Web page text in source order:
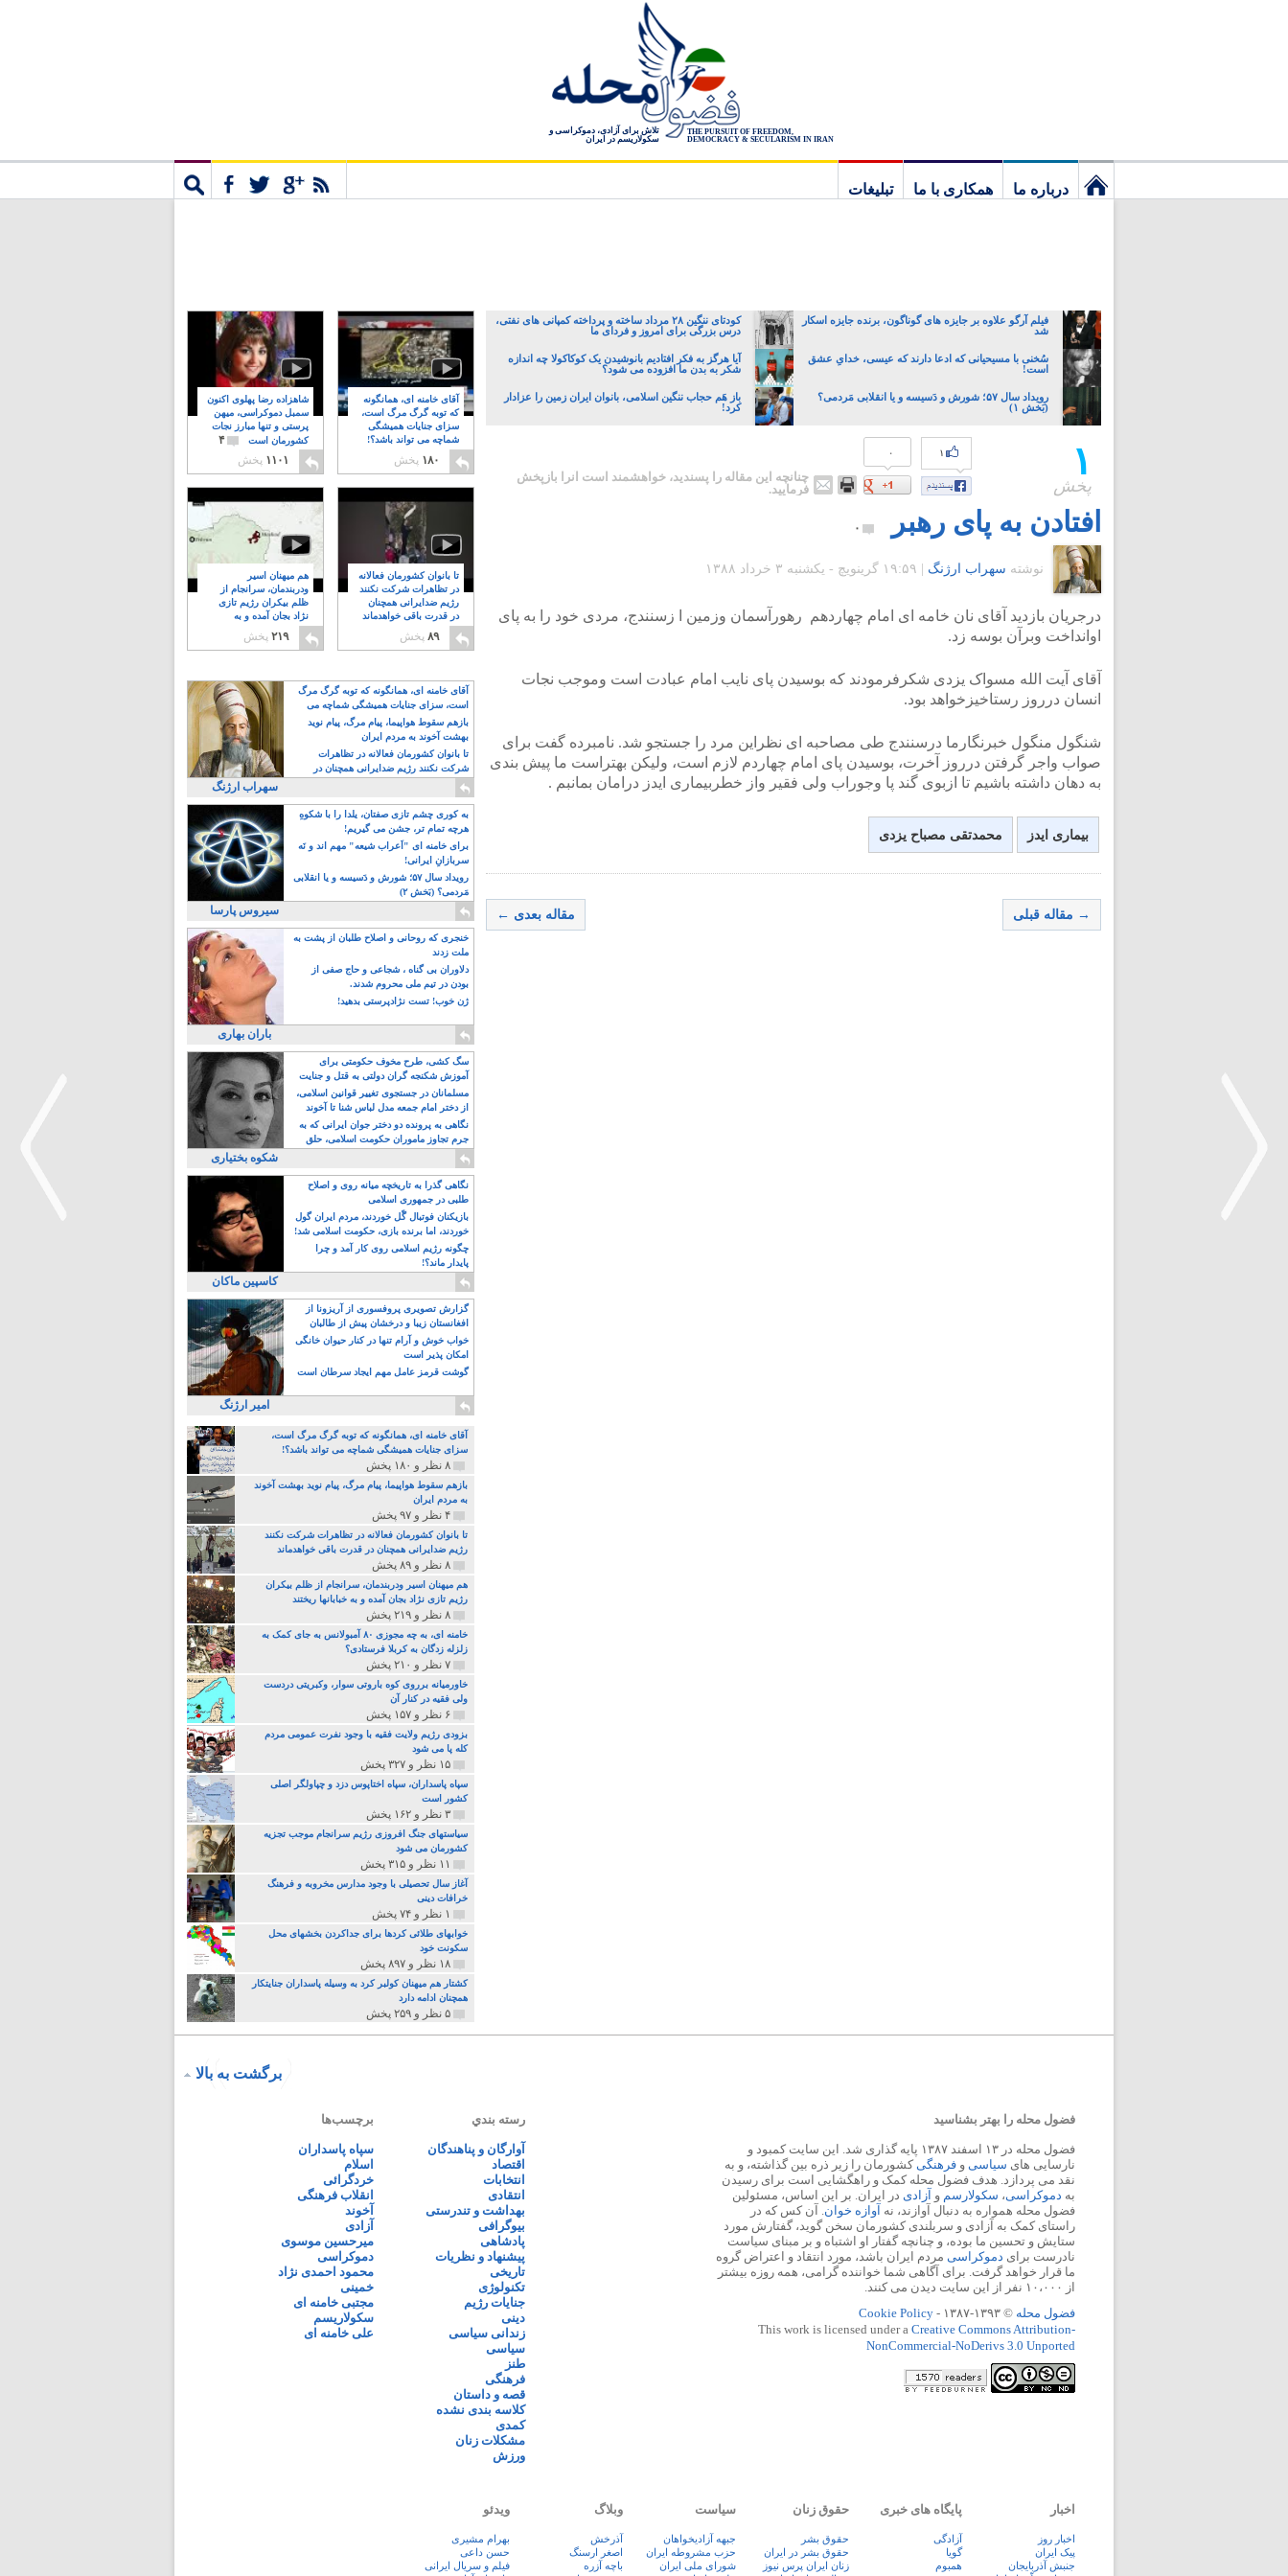
THE PURSUIT OF FREEDOM,
DEMOCRACY & SECULARISM IN IRAN
تلاش برای آزادی، دموکراسی و
سکولاریسم در ایران
درباره ما همکاری با ما
تبلیغات
فیلم آرگو علاوه بر جایزه های گوناگون، برنده جایزه اسکار
شد
کودتای ننگین ۲۸ مرداد ساخته و پرداخته کمپانی های نفتی،
درس بزرگی برای امروز و فردای ما
سُخنی با مسیحیانی که ادعا دارند که عیسی، خدایِ عشق
است!
آیا هرگز به فکر افتادیم بانوشیدن یک کوکاکولا چه اندازه
شکر به بدن ما افزوده می شود؟
رویداد سال ۵۷؛ شورش و دَسیسه و یا انقلابی مَردمی؟
(بَخش ۱)
باز هَم حجاب ننگین اسلامی، بانوان ایران زمین را عزادار
کرد!
۱
پخش
۰ ۱
چنانچه این مقاله را پسندید، خواهشمند است آنرا بازپخش
فرمایید.
افتادن به پای رهبر ۰
نوشته سهراب ارژنگ ۱۹:۵۹ گرينويچ - یکشنبه ۳ خرداد ۱۳۸۸
درجریان بازدید آقای نان خامه ای امام چهاردهم رهورآسمان وزمین ا زسنندج، مردی خود را به پای
اوانداخت وبرآن بوسه زد.
آقای آیت الله مسواک یزدی شکرفرمودند که بوسیدن پای نایب امام عبادت است وموجب نجات
انسان درروز رستاخیزخواهد بود.
شنگول منگول خبرنگارما درسنندج طی مصاحبه ای نظراین مرد را جستجو شد. نامبرده گفت برای
صواب واجر گرفتن درروز آخرت، بوسیدن پای امام چهاردم لازم است، ولیکن بهتراست ما پیش بندی
به دهان داشته باشیم تا ازبوی گند پا وجوراب ولی فقیر واز خطربیماری ایدز درامان بمانبم .
بیماری ایدز محمدتقی مصباح یزدی
→ مقاله قبلی مقاله بعدی ←
شاهزاده رضا پهلوی اکنون
سمبل دموکراسی، میهن
پرستی و تنها مبارز نجات
کشورمان است
۴
۱۱۰۱ پخش
آقای خامنه ای، همانگونه
که توبه گرگ مرگ است،
سزای جنایات همیشگی
شماچه می تواند باشد؟!
۸
۱۸۰ پخش
هم میهنان اسیر
ودربندمان، سرانجام از
ظلم بیکران رژیم تازی
نژاد بجان آمده و به
۲۱۹ پخش
تا بانوان کشورمان فعالانه
در تظاهرات شرکت نکنند
رژیم ضدایرانی همچنان
در قدرت باقی خواهدماند
۸
۸۹ پخش
آقای خامنه ای، همانگونه که توبه گرگ مرگ
است، سزای جنایات همیشگی شماچه می
تواند باشد؟!
بازهم سقوط هواپیما، پیام مرگ، پیام نوید
بهشت آخوند به مردم ایران
تا بانوان کشورمان فعالانه در تظاهرات
شرکت نکنند رژیم ضدایرانی همچنان در
قدرت باقی خواهدماند
سهراب ارژنگ
به کوری چشم تازی صفتان، یلدا را با شکوهِ
هرچه تمام تر، جشن می گیریم!
برای خامنه ای "اَعراب شیعه" مهم اند و نَه
سربازانِ ایرانی!
رویداد سال ۵۷؛ شورش و دَسیسه و یا انقلابی
مَردمی؟ (بَخش ۲)
سیروس پارسا
خنجری که روحانی و اصلاح طلبان از پشت به
ملت زدند
دلاوران بی گناه ، شجاعی و حاج صفی از
بودن در تیم ملی محروم شدند.
ژن خوب! تست نژادپرستی بدهید!
باران بهاری
سگ کشی، طرح مخوف حکومتی برای
آموزش شکنجه گران دولتی به قتل و جنایت
بیشتر
مسلمانان در جستجوی تغییر قوانین اسلامی،
از دختر امام جمعه مدل لباس شنا تا آخوند
مسلمان همجنسگرا!
نگاهی به پرونده دو دختر جوان ایرانی که به
جرم تجاوز ماموران حکومت اسلامی، حلق
آویز شدند!
شکوه بختیاری
نگاهی گذرا به تاریخچه میانه روی و اصلاح
طلبی در جمهوری اسلامی
بازیکنان فوتبال گًل خوردند، مردم ایران گول
خوردند، اما برنده بازی، حکومت اسلامی شد!
چگونه رژیم اسلامی روی کار آمد و چرا
پایدار ماند؟!
کاسپین ماکان
گزارش تصویری پروفسوری از آریزونا از
افغانستان زیبا و درخشان پیش از طالبان
خواب خوش و آرام تنها در کنار حیوان خانگی
امکان پذیر است
گوشت قرمز عامل مهم ایجاد سرطان است
امیر ارژنگ
آقای خامنه ای، همانگونه که توبه گرگ مرگ است،
سزای جنایات همیشگی شماچه می تواند باشد؟!
۸ نظر و ۱۸۰ پخش
بازهم سقوط هواپیما، پیام مرگ، پیام نوید بهشت آخوند
به مردم ایران
۴ نظر و ۹۷ پخش
تا بانوان کشورمان فعالانه در تظاهرات شرکت نکنند
رژیم ضدایرانی همچنان در قدرت باقی خواهدماند
۸ نظر و ۸۹ پخش
هم میهنان اسیر ودربندمان، سرانجام از ظلم بیکران
رژیم تازی نژاد بجان آمده و به خبابانها ریختند
۸ نظر و ۲۱۹ پخش
خامنه ای، به چه مجوزی ۸۰ آمبولانس به جای کمک به
زلزله زدگان به کربلا فرستادی؟
۷ نظر و ۲۱۰ پخش
خاورمیانه برروی کوه باروتی سوار، وکبریتی دردست
ولی فقیه در کنار آن
۶ نظر و ۱۵۷ پخش
بزودی رژیم ولایت فقیه با وجود نفرت عمومی مردم
کله پا می شود
۱۵ نظر و ۳۲۷ پخش
سپاه پاسداران، سپاه اختاپوس دزد و چپاولگر اصلی
کشور است
۳ نظر و ۱۶۲ پخش
سیاستهای جنگ افروزی رژیم سرانجام موجب تجزیه
کشورمان می شود
۱۱ نظر و ۳۱۵ پخش
آغاز سال تحصیلی با وجود مدارس مخروبه و فرهنگ
خرافات دینی
۱ نظر و ۷۴ پخش
خوابهای طلائی کردها برای جداکردن بخشهای محل
سکونت خود
۱۸ نظر و ۸۹۷ پخش
کشتار هم میهنان کولبر کرد به وسیله پاسداران جنایتکار
همچنان ادامه دارد
۵ نظر و ۲۵۹ پخش
برگشت به بالا
فضول محله را بهتر بشناسید
فضول محله در ۱۳ اسفند ۱۳۸۷ پایه گذاری شد. این سایت کمبود و
نارسایی های سیاسی و فرهنگیکشورمان را زیر ذره بین گذاشته، و به
نقد می پردازد. هدف فضول محله کمک و راهگشایی است برای رسیدن
به دموکراسی، سکولارسم و آزادی در ایران. بر این اساس، مسئولین
فضول محله همواره به دنبال آوازند، نه آوازه خوان. آن کس که در
راستای کمک به آزادی و سربلندی کشورمان سخن گوید، گفتارش مورد
ستایش و تحسین ما بوده، و چنانچه گفتار او اشتباه و بر مبنای سیاست
نادرست برای دموکراسی مردم ایران باشد، مورد انتقاد و اعتراض گروه
ما قرار خواهد گرفت. برای آگاهی شما خواننده گرامی، همه روزه بیشتر
از ۱۰،۰۰۰ نفر از این سایت دیدن می کنند.
فضول محله © ۱۳۹۳-۱۳۸۷ -
Cookie Policy
This work is licensed under a Creative Commons Attribution-
NonCommercial-NoDerivs 3.0 Unported
رسته بندي
آوارگان و پناهندگان
اقتصاد
انتخابات
انتقادی
بهداشت و تندرستی
بیوگرافی
پادشاهی
پیشنهاد و نظریات
تاریخی
تکنولوژی
جنایات رژیم
دینی
زندانی سیاسی
سیاسی
طنز
فرهنگی
قصه و داستان
کلاسه بندی نشده
کمدی
مشکلات زنان
ورزش
برچسب‌ها
سپاه پاسداران
اسلام
خردگرائی
انقلاب فرهنگی
آخوند
آزادی
میرحسین موسوی
دموکراسی
محمود احمدی نژاد
خمینی
مجتبی خامنه ای
سکولاریسم
علی خامنه ای
اخبار
اخبار روز
پيک ايران
جنبش آذربایجان
پایگاه های خبری
آزادگی
گویا
همبوم
حقوق زنان
حقوق بشر
حقوق بشر در ایران
زنان ايران پرس نيوز
سیاست
جبهه آزادیخواهان
حزب مشروطه ایران
شورای ملی ایران
وبلاگ
آذرخش
اصغر ارسنگ
باچه آزره
ویدئو
بهرام مشیری
حسن داعی
فيلم و سريال ايرانی